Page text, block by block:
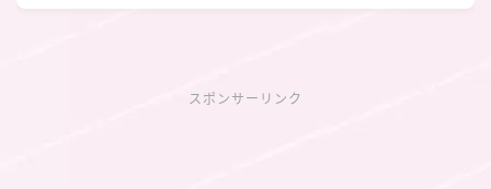
スポンサーリンク